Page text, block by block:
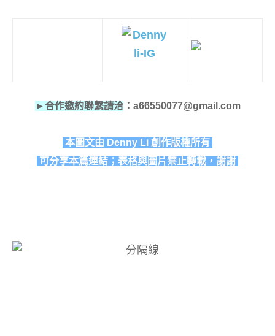
►合作邀約聯繫請洽：a66550077@gmail.com
本圖文由 Denny Li 創作版權所有
可分享本篇連結；表格與圖片禁止轉載，謝謝